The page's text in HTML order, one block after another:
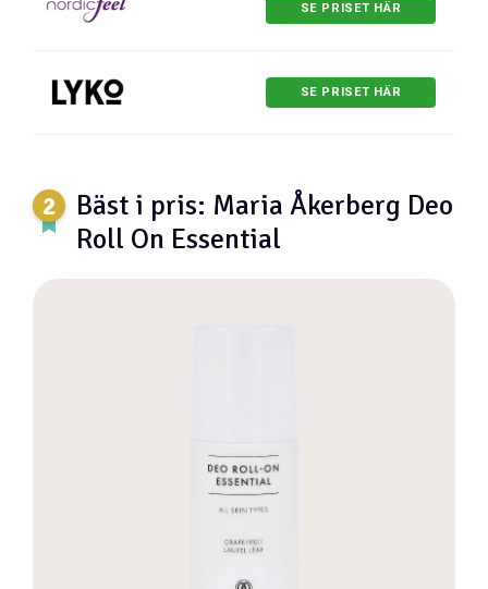
SE PRISET HÄR
SE PRISET HÄR
Bäst i pris: Maria Åkerberg Deo
Roll On Essential